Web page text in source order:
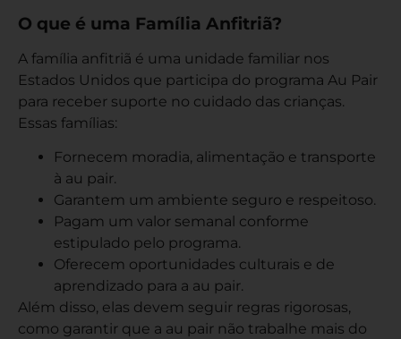
O que é uma Família Anfitriã?
A família anfitriã é uma unidade familiar nos
Estados Unidos que participa do programa Au Pair
para receber suporte no cuidado das crianças.
Essas famílias:
Fornecem moradia, alimentação e transporte
à au pair.
Garantem um ambiente seguro e respeitoso.
Pagam um valor semanal conforme
estipulado pelo programa.
Oferecem oportunidades culturais e de
aprendizado para a au pair.
Além disso, elas devem seguir regras rigorosas,
como garantir que a au pair não trabalhe mais do